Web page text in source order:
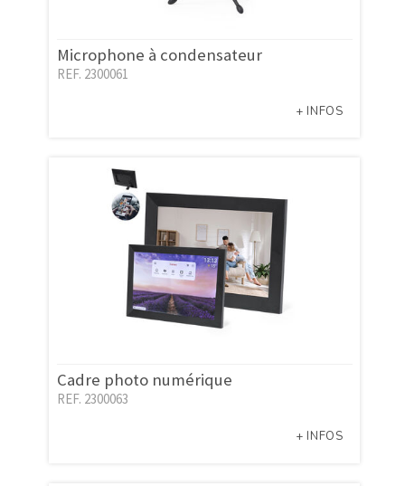
Microphone à condensateur
REF. 2300061
+ INFOS
Cadre photo numérique
REF. 2300063
+ INFOS